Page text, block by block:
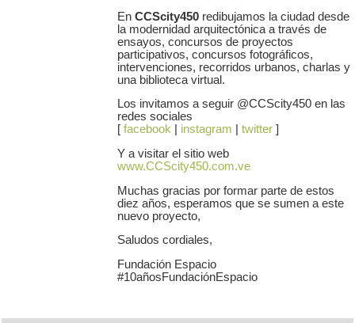
EnCCScity450 redibujamos la ciudad desde
la modernidad arquitectónica a través de
ensayos, concursos de proyectos
participativos, concursos fotográficos,
intervenciones, recorridos urbanos, charlas y
una biblioteca virtual.
Los invitamos a seguir @CCScity450 en las
redes sociales
[facebook instagram |twitter ]
Y a visitar el sitio web
www.CCScity450.com.ve
Muchas gracias por formar parte de estos
diez años, esperamos que se sumen a este
nuevo proyecto,
Saludos cordiales,
Fundación Espacio
#10añosFundaciónEspacio